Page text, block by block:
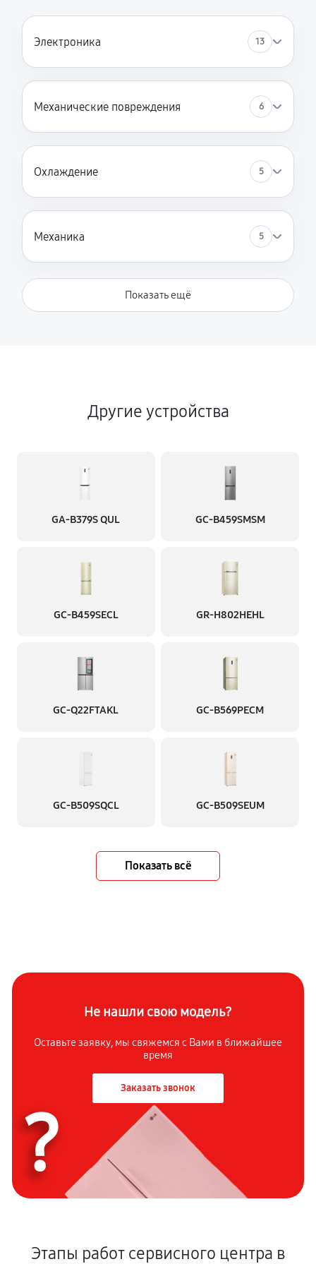
Электроника 13
Механические повреждения 6
Охлаждение 5
Механика 5
Показать ещё
Другие устройства
GA-B379S QUL GC-B459SMSM
GC-B459SECL GR-H802HEHL
GC-Q22FTAKL GC-B569PECM
GC-B509SQCL GC-B509SEUM
Показать всё
Не нашли свою модель?
Оставьте заявку, мы свяжемся с Вами в ближайшее
время
Заказать звонок
?
Этапы работ сервисного центра в